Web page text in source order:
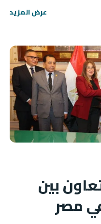
عرض المزيد
بين
مصر